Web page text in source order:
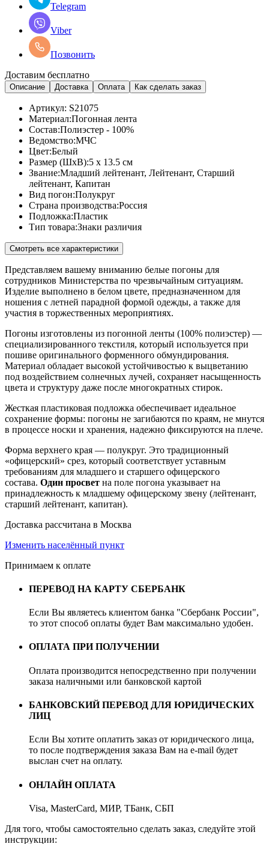
Telegram
Viber
Позвонить
Доставим бесплатно
Описание Доставка Оплата Как сделать заказ
Артикул: S21075
Материал:Погонная лента
Состав:Полиэстер - 100%
Ведомство:МЧС
Цвет:Белый
Размер (ШхВ):5 x 13.5 см
Звание:Младший лейтенант, Лейтенант, Старший
лейтенант, Капитан
Вид погон:Полукруг
Страна производства:Россия
Подложка:Пластик
Тип товара:Знаки различия
Смотреть все характеристики
Представляем вашему вниманию белые погоны для
сотрудников Министерства по чрезвычайным ситуациям.
Изделие выполнено в белом цвете, предназначенном для
ношения с летней парадной формой одежды, а также для
участия в торжественных мероприятиях.
Погоны изготовлены из погонной ленты (100% полиэстер) —
специализированного текстиля, который используется при
пошиве оригинального форменного обмундирования.
Материал обладает высокой устойчивостью к выцветанию
под воздействием солнечных лучей, сохраняет насыщенность
цвета и структуру даже после многократных стирок.
Жесткая пластиковая подложка обеспечивает идеальное
сохранение формы: погоны не загибаются по краям, не мнутся
в процессе носки и хранения, надежно фиксируются на плече.
Форма верхнего края — полукруг. Это традиционный
«офицерский» срез, который соответствует уставным
требованиям для младшего и старшего офицерского
состава. Один просвет на поле погона указывает на
принадлежность к младшему офицерскому звену (лейтенант,
старший лейтенант, капитан).
Доставка рассчитана в Москва
Изменить населённый пункт
Принимаем к оплате
ПЕРЕВОД НА КАРТУ СБЕРБАНК
Если Вы являетесь клиентом банка "Сбербанк России",
то этот способ оплаты будет Вам максимально удобен.
ОПЛАТА ПРИ ПОЛУЧЕНИИ
Оплата производится непосредственно при получении
заказа наличными или банковской картой
БАНКОВСКИЙ ПЕРЕВОД ДЛЯ ЮРИДИЧЕСКИХ
ЛИЦ
Если Вы хотите оплатить заказ от юридического лица,
то после подтверждения заказа Вам на e-mail будет
выслан счет на оплату.
ОНЛАЙН ОПЛАТА
Visa, MasterCard, МИР, ТБанк, СБП
Для того, чтобы самостоятельно сделать заказ, следуйте этой
инструкции: